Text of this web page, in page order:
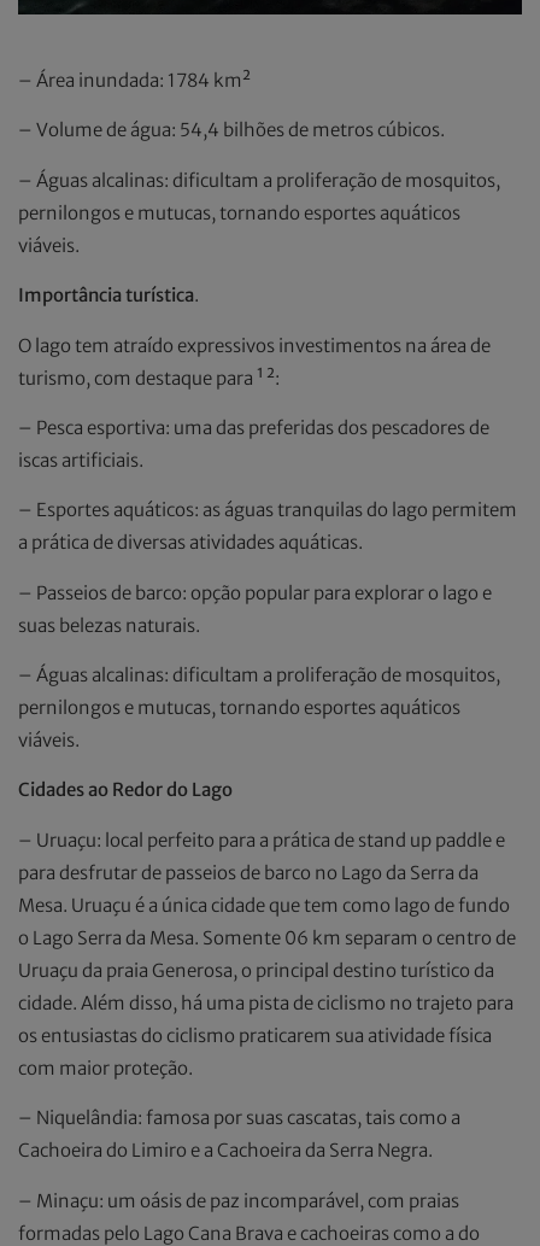
– Área inundada: 1784 km²
– Volume de água: 54,4 bilhões de metros cúbicos.
– Águas alcalinas: dificultam a proliferação de mosquitos,
pernilongos e mutucas, tornando esportes aquáticos
viáveis.
Importância turística.
O lago tem atraído expressivos investimentos na área de
turismo, com destaque para ¹ ²:
– Pesca esportiva: uma das preferidas dos pescadores de
iscas artificiais.
– Esportes aquáticos: as águas tranquilas do lago permitem
a prática de diversas atividades aquáticas.
– Passeios de barco: opção popular para explorar o lago e
suas belezas naturais.
– Águas alcalinas: dificultam a proliferação de mosquitos,
pernilongos e mutucas, tornando esportes aquáticos
viáveis.
Cidades ao Redor do Lago
– Uruaçu: local perfeito para a prática de stand up paddle e
para desfrutar de passeios de barco no Lago da Serra da
Mesa. Uruaçu é a única cidade que tem como lago de fundo
o Lago Serra da Mesa. Somente 06 km separam o centro de
Uruaçu da praia Generosa, o principal destino turístico da
cidade. Além disso, há uma pista de ciclismo no trajeto para
os entusiastas do ciclismo praticarem sua atividade física
com maior proteção.
– Niquelândia: famosa por suas cascatas, tais como a
Cachoeira do Limiro e a Cachoeira da Serra Negra.
– Minaçu: um oásis de paz incomparável, com praias
formadas pelo Lago Cana Brava e cachoeiras como a do